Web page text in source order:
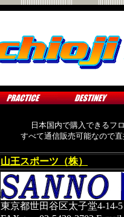
日本国内で購入できるフ
すべて通信販売可能なので
山王スポーツ（株）
東京都世田谷区太子堂4-14-